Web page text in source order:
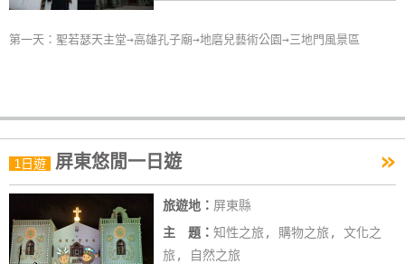
第一天：聖若瑟天主堂→高雄孔子廟→地磨兒藝術公園→三地門風景區
1日遊 屏東悠閒一日遊 »
旅遊地： 屏東縣
主 題： 知性之旅, 購物之旅, 文化之
旅, 自然之旅